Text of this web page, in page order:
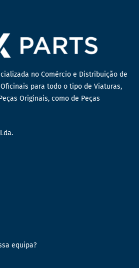
no Comércio e Distribuição de
para todo o tipo de Viaturas,
Originais, como de Peças
equipa?